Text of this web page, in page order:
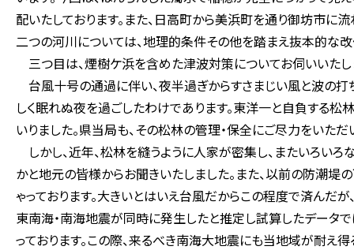
配いたしております。また、日高町から美浜町を通り御坊市に
二つの河川については、地理的条件その他を踏まえ抜本的な
三つ目は、煙樹ケ浜を含めた津波対策についてお伺いいたし
台風十号の通過に伴い、夜半過ぎからすさまじい風と波の打
しく眠れぬ夜を過ごしたわけであります。東洋一と自負する
いりました。県当局も、その松林の管理・保全にご尽力をいただ
しかし、近年、松林を縫うように人家が密集し、またいろい
かと地元の皆様からお聞きいたしました。また、以前の防潮
ゃっております。大きいとはいえ台風だからこの程度で済んだ
東南海・南海地震が同時に発生したと推定し試算したデータ
っております。この際、来るべき南海大地震にも当地域が耐え